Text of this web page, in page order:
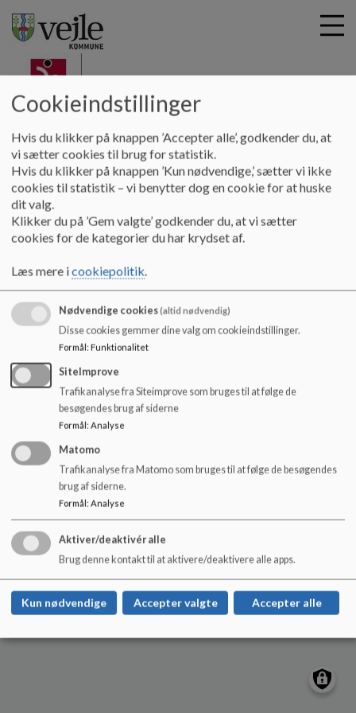
i
Øster Starup Skole
Skolen Fakta om skolen
Fakta om skolen
Faktatal
https://uddannelsesstatistik.dk/Pages/Institutions/605008.a
spx
Øster Starup Skole
Ådalsvej 66, Gravens, 6040 Egtved
tinks@vejle.dk
+45 76 81 40 60
EAN NR. 5790000376452
Sitemap
Cookie politik
Cookieindstillinger
Hvis du klikker på knappen ’Accepter alle’, godkender du, at
vi sætter cookies til brug for statistik.
Hvis du klikker på knappen ’Kun nødvendige,’ sætter vi ikke
cookies til statistik – vi benytter dog en cookie for at huske
dit valg.
Klikker du på ’Gem valgte’ godkender du, at vi sætter
cookies for de kategorier du har krydset af.
Læs mere icookiepolitik.
Nødvendige cookies(altid nødvendig)
Disse cookies gemmer dine valg om cookieindstillinger.
Formål: Funktionalitet
SiteImprove
Trafikanalyse fra Siteimprove som bruges til at følge de
besøgendes brug af siderne
Formål: Analyse
Matomo
Trafikanalyse fra Matomo som bruges til at følge de besøgendes
brug af siderne.
Formål: Analyse
Aktiver/deaktivér alle
Brug denne kontakt til at aktivere/deaktivere alle apps.
Kun nødvendige Accepter valgte Accepter alle